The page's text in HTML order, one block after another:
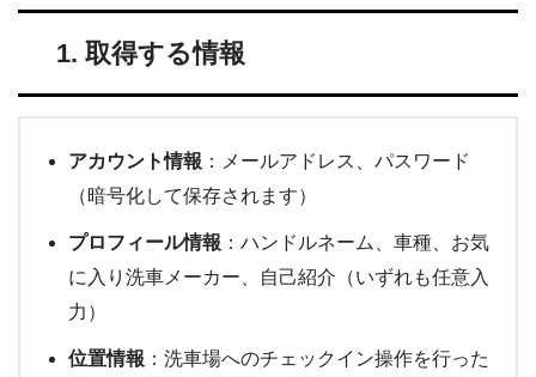
1. 取得する情報
アカウント情報 ：メールアドレス、パスワード
（暗号化して保存されます）
プロフィール情報 ：ハンドルネーム、車種、お気
に入り洗車メーカー、自己紹介（いずれも任意入
力）
位置情報 ：洗車場へのチェックイン操作を行った